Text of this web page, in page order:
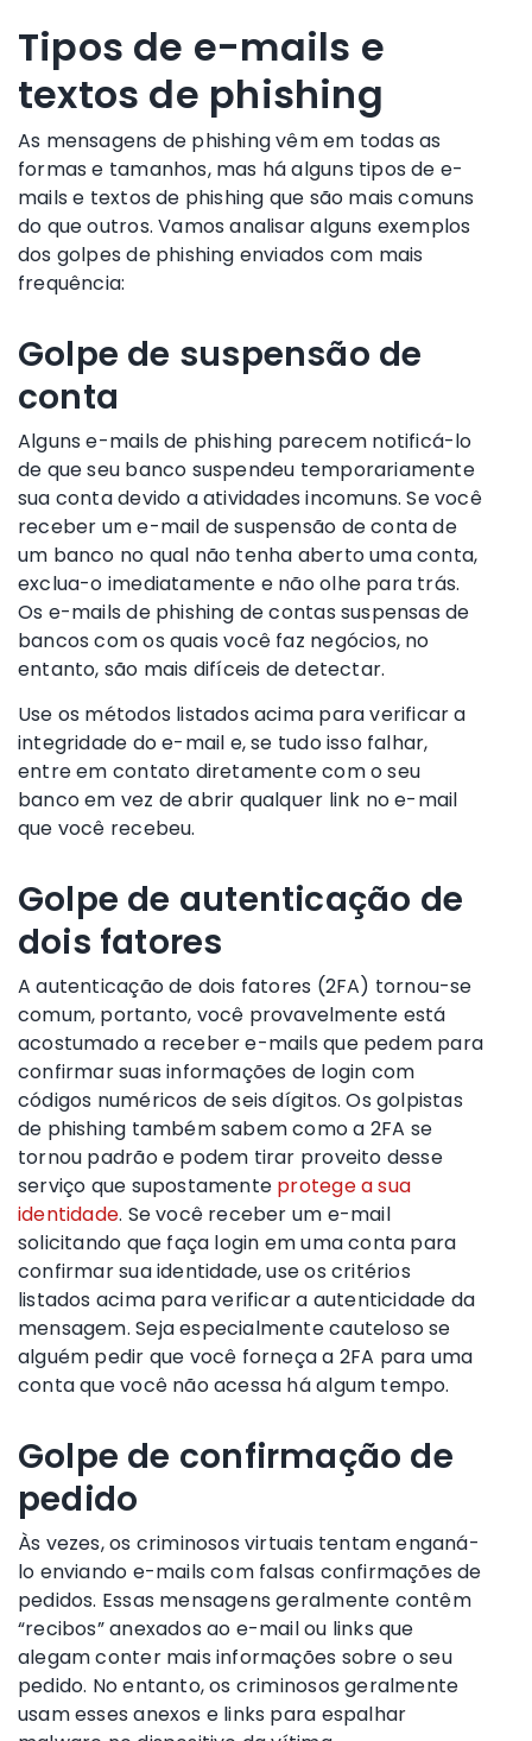
Tipos de e-mails e
textos de phishing
As mensagens de phishing vêm em todas as
formas e tamanhos, mas há alguns tipos de e-
mails e textos de phishing que são mais comuns
do que outros. Vamos analisar alguns exemplos
dos golpes de phishing enviados com mais
frequência:
Golpe de suspensão de
conta
Alguns e-mails de phishing parecem notificá-lo
de que seu banco suspendeu temporariamente
sua conta devido a atividades incomuns. Se você
receber um e-mail de suspensão de conta de
um banco no qual não tenha aberto uma conta,
exclua-o imediatamente e não olhe para trás.
Os e-mails de phishing de contas suspensas de
bancos com os quais você faz negócios, no
entanto, são mais difíceis de detectar.
Use os métodos listados acima para verificar a
integridade do e-mail e, se tudo isso falhar,
entre em contato diretamente com o seu
banco em vez de abrir qualquer link no e-mail
que você recebeu.
Golpe de autenticação de
dois fatores
A autenticação de dois fatores (2FA) tornou-se
comum, portanto, você provavelmente está
acostumado a receber e-mails que pedem para
confirmar suas informações de login com
códigos numéricos de seis dígitos. Os golpistas
de phishing também sabem como a 2FA se
tornou padrão e podem tirar proveito desse
serviço que supostamente protege a sua
identidade. Se você receber um e-mail
solicitando que faça login em uma conta para
confirmar sua identidade, use os critérios
listados acima para verificar a autenticidade da
mensagem. Seja especialmente cauteloso se
alguém pedir que você forneça a 2FA para uma
conta que você não acessa há algum tempo.
Golpe de confirmação de
pedido
Às vezes, os criminosos virtuais tentam enganá-
lo enviando e-mails com falsas confirmações de
pedidos. Essas mensagens geralmente contêm
“recibos” anexados ao e-mail ou links que
alegam conter mais informações sobre o seu
pedido. No entanto, os criminosos geralmente
usam esses anexos e links para espalhar